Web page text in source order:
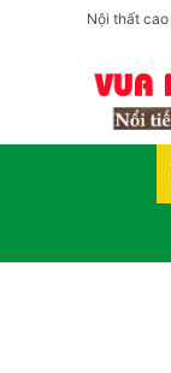
Nội thất